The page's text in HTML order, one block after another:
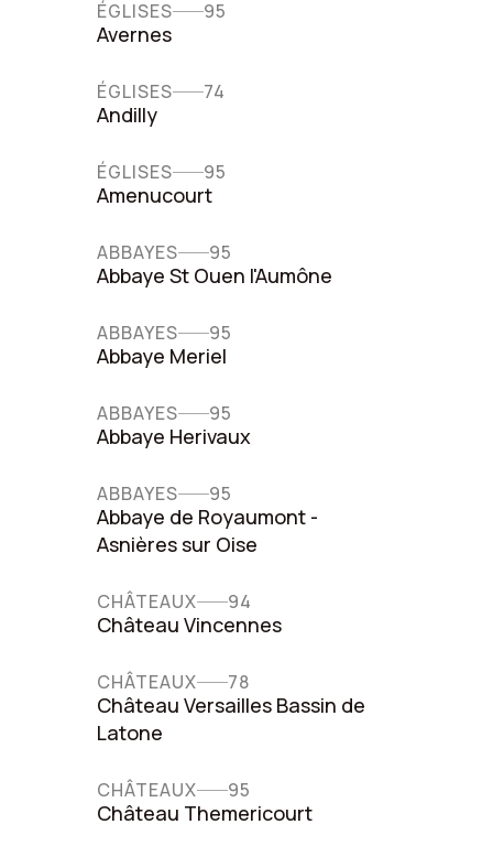
ÉGLISES 95
Avernes
ÉGLISES 74
Andilly
ÉGLISES 95
Amenucourt
ABBAYES 95
Abbaye St Ouen l'Aumône
ABBAYES 95
Abbaye Meriel
ABBAYES 95
Abbaye Herivaux
ABBAYES 95
Abbaye de Royaumont -
Asnières sur Oise
CHÂTEAUX 94
Château Vincennes
CHÂTEAUX 78
Château Versailles Bassin de
Latone
CHÂTEAUX 95
Château Themericourt